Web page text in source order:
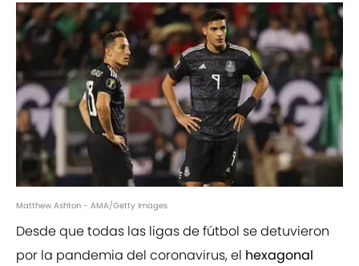
Matthew Ashton - AMA/Getty Images
Desde que todas las ligas de fútbol se detuvieron
por la pandemia del coronavirus, el hexagonal